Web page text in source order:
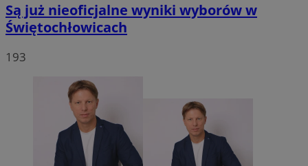
Są już nieoficjalne wyniki wyborów w
Świętochłowicach
193